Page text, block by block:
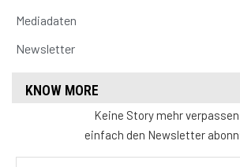
Mediadaten
Newsletter
KNOW MORE
Keine Story mehr
einfach den Newsletter